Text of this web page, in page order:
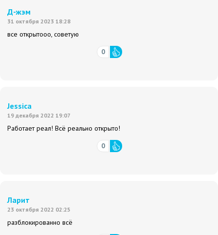
Д-жэм
31 октября 2023 18:28
все открытооо, советую
0
Jessica
19 декабря 2022 19:07
Работает реал! Всё реально открыто!
0
Ларит
23 октября 2022 02:25
разблокированно всё